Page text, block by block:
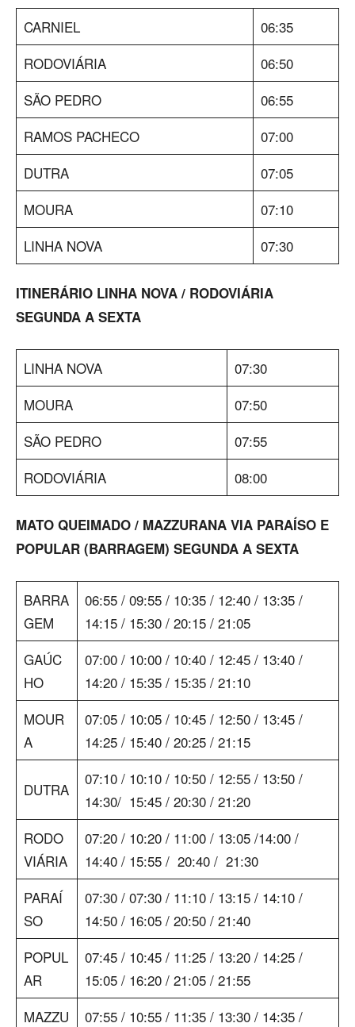
CARNIEL
06:35
RODOVIÁRIA
06:50
SÃO PEDRO
06:55
RAMOS PACHECO
07:00
DUTRA
07:05
MOURA
07:10
LINHA NOVA
07:30
ITINERÁRIO LINHA NOVA / RODOVIÁRIA
SEGUNDA A SEXTA
LINHA NOVA
07:30
MOURA
07:50
SÃO PEDRO
07:55
RODOVIÁRIA
08:00
MATO QUEIMADO / MAZZURANA VIA PARAÍSO E
POPULAR (BARRAGEM) SEGUNDA A SEXTA
BARRA
GEM
06:55 / 09:55 / 10:35 / 12:40 / 13:35 /
14:15 / 15:30 / 20:15 / 21:05
GAÚC
HO
07:00 / 10:00 / 10:40 / 12:45 / 13:40 /
14:20 / 15:35 / 15:35 / 21:10
MOUR
A
07:05 / 10:05 / 10:45 / 12:50 / 13:45 /
14:25 / 15:40 / 20:25 / 21:15
DUTRA
07:10 / 10:10 / 10:50 / 12:55 / 13:50 /
14:30/ 15:45 / 20:30 / 21:20
RODO
VIÁRIA
07:20 / 10:20 / 11:00 / 13:05 /14:00 /
14:40 / 15:55 / 20:40 / 21:30
PARAÍ
SO
07:30 / 07:30 / 11:10 / 13:15 / 14:10 /
14:50 / 16:05 / 20:50 / 21:40
POPUL
AR
07:45 / 10:45 / 11:25 / 13:20 / 14:25 /
15:05 / 16:20 / 21:05 / 21:55
MAZZU
07:55 / 10:55 / 11:35 / 13:30 / 14:35 /